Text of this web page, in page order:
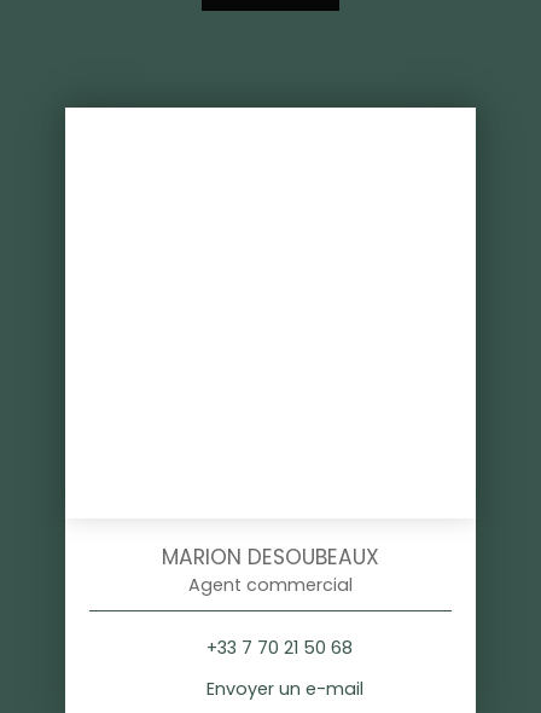
MARION DESOUBEAUX
Agent commercial
+33 7 70 21 50 68
Envoyer un e-mail